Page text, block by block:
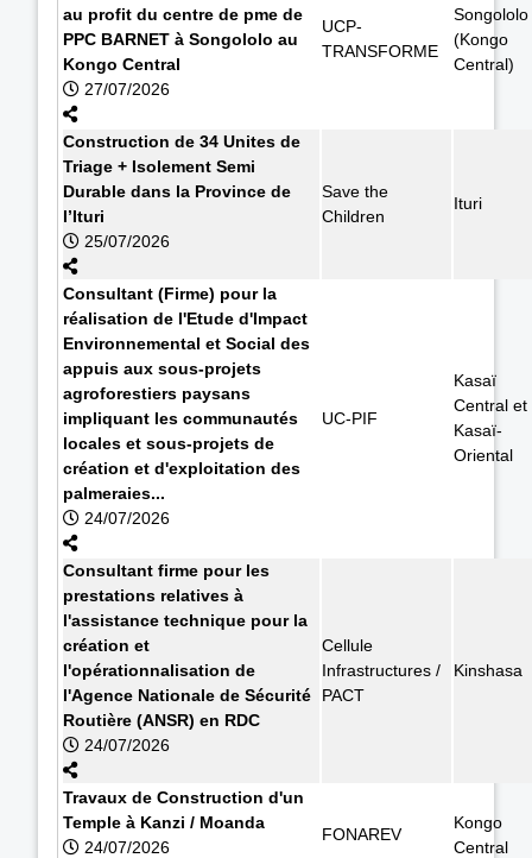
au profit du centre de pme de
PPC BARNET à Songololo au
Kongo Central
27/07/2026
UCP-
TRANSFORME
Songololo
(Kongo
Central)
Construction de 34 Unites de
Triage + Isolement Semi
Durable dans la Province de
l’Ituri
25/07/2026
Save the
Children
Ituri
Consultant (Firme) pour la
réalisation de l'Etude d'Impact
Environnemental et Social des
appuis aux sous-projets
agroforestiers paysans
impliquant les communautés
locales et sous-projets de
création et d'exploitation des
palmeraies...
24/07/2026
UC-PIF
Kasaï
Central et
Kasaï-
Oriental
Consultant firme pour les
prestations relatives à
l'assistance technique pour la
création et
l'opérationnalisation de
l'Agence Nationale de Sécurité
Routière (ANSR) en RDC
24/07/2026
Cellule
Infrastructures /
PACT
Kinshasa
Travaux de Construction d'un
Temple à Kanzi / Moanda
24/07/2026
FONAREV
Kongo
Central